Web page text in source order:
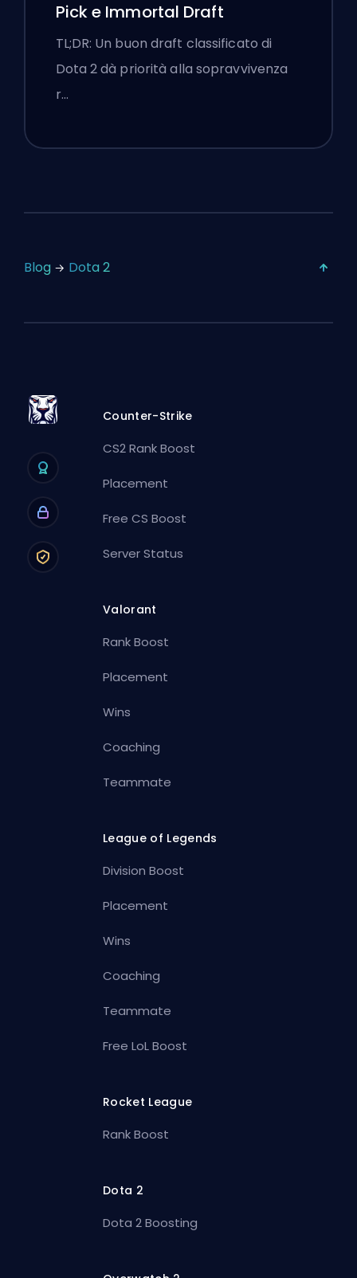
Pick e Immortal Draft
TL;DR: Un buon draft classificato di
Dota 2 dà priorità alla sopravvivenza
r…
Blog Dota 2
Counter-Strike
CS2 Rank Boost
Placement
Free CS Boost
Server Status
Valorant
Rank Boost
Placement
Wins
Coaching
Teammate
League of Legends
Division Boost
Placement
Wins
Coaching
Teammate
Free LoL Boost
Rocket League
Rank Boost
Dota 2
Dota 2 Boosting